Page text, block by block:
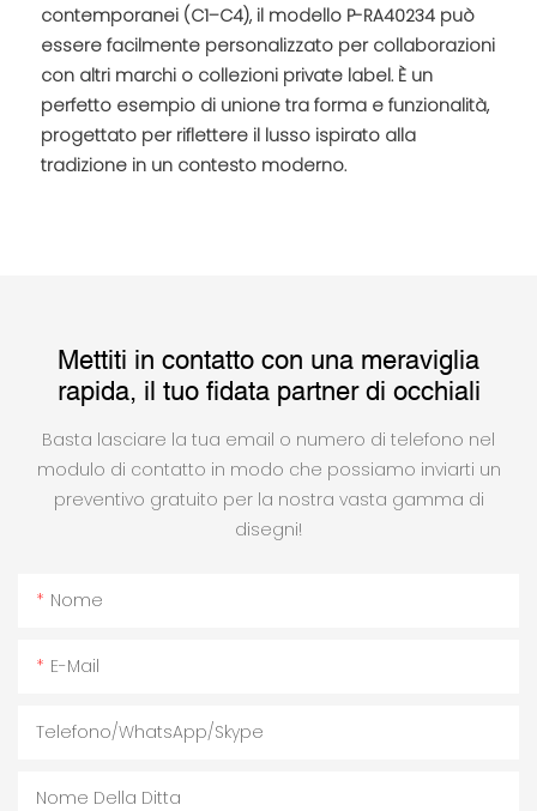
contemporanei (C1–C4), il modello P-RA40234 può
essere facilmente personalizzato per collaborazioni
con altri marchi o collezioni private label. È un
perfetto esempio di unione tra forma e funzionalità,
progettato per riflettere il lusso ispirato alla
tradizione in un contesto moderno.
Mettiti in contatto con una meraviglia
rapida, il tuo fidata partner di occhiali
Basta lasciare la tua email o numero di telefono nel
modulo di contatto in modo che possiamo inviarti un
preventivo gratuito per la nostra vasta gamma di
disegni!
Nome
E-Mail
Telefono/WhatsApp/Skype
Nome Della Ditta